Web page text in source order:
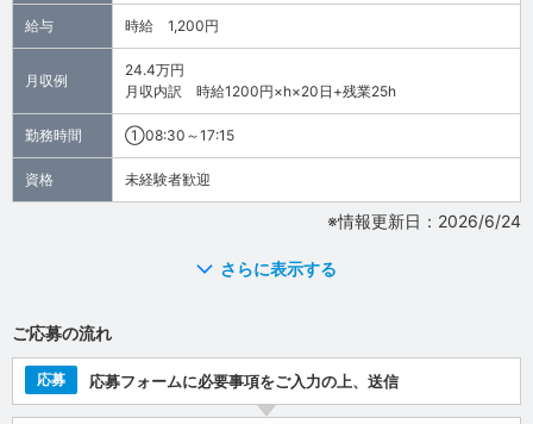
給与 時給 1,200円
月収例
24.4万円
月収内訳 時給1200円×h×20日+残業25h
勤務時間 ①08:30～17:15
資格 未経験者歓迎
※情報更新日：2026/6/24
さらに表示する
ご応募の流れ
応募 応募フォームに必要事項をご入力の上、送信